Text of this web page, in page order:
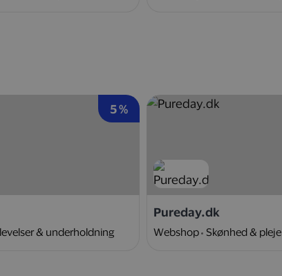
5 %
& underholdning
Pureday.dk
Webshop Skønhed & pleje